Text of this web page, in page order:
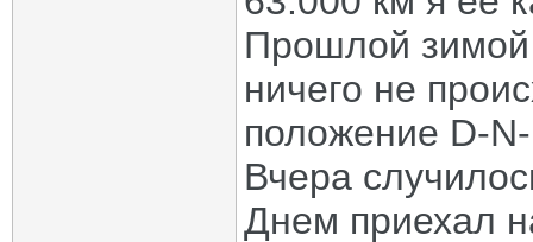
Прошлой зимой
ничего не
положение D-
Вчера
Днем приехал